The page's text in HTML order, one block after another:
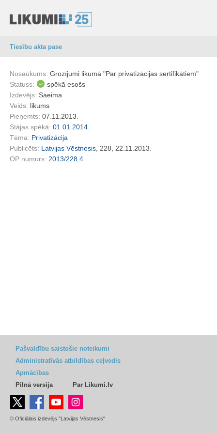
Tiesību akta pase
Nosaukums: Grozījumi likumā "Par privatizācijas sertifikātiem"
Statuss:
spēkā esošs
Izdevējs: Saeima
Veids: likums
Pieņemts: 07.11.2013.
Stājas spēkā: 01.01.2014.
Tēma: Privatizācija
Publicēts: Latvijas Vēstnesis , 228, 22.11.2013.
OP numurs: 2013/228.4
Pašvaldību saistošie noteikumi
Administratīvās atbildības ceļvedis
Apmācības
Pilnā versija
Par Likumi.lv
© Oficiālais izdevējs "Latvijas Vēstnesis"